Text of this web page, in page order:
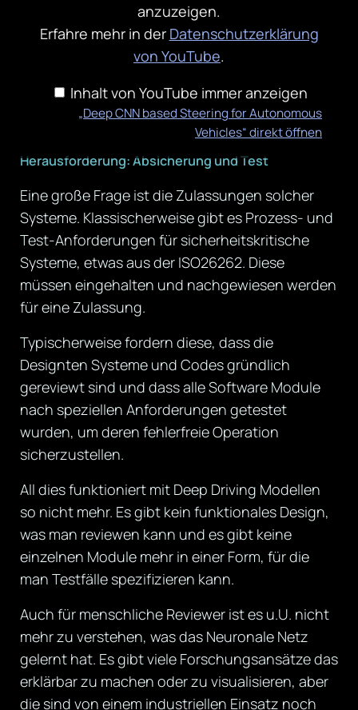
anzuzeigen.
Erfahre mehr in der Datenschutzerklärung
von YouTube.
Inhalt von YouTube immer anzeigen
„Deep CNN based Steering for Autonomous
Vehicles“ direkt öffnen
Herausforderung: Absicherung und Test
Eine große Frage ist die Zulassungen solcher
Systeme. Klassischerweise gibt es Prozess- und
Test-Anforderungen für sicherheitskritische
Systeme, etwas aus der ISO26262. Diese
müssen eingehalten und nachgewiesen werden
für eine Zulassung.
Typischerweise fordern diese, dass die
Designten Systeme und Codes gründlich
gereviewt sind und dass alle Software Module
nach speziellen Anforderungen getestet
wurden, um deren fehlerfreie Operation
sicherzustellen.
All dies funktioniert mit Deep Driving Modellen
so nicht mehr. Es gibt kein funktionales Design,
was man reviewen kann und es gibt keine
einzelnen Module mehr in einer Form, für die
man Testfälle spezifizieren kann.
Auch für menschliche Reviewer ist es u.U. nicht
mehr zu verstehen, was das Neuronale Netz
gelernt hat. Es gibt viele Forschungsansätze das
erklärbar zu machen oder zu visualisieren, aber
die sind von einem industriellen Einsatz noch